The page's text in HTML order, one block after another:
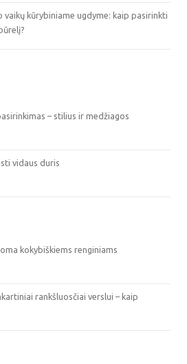
vaikų kūrybiniame ugdyme: kaip pasirinkti
– stilius ir medžiagos
vidaus duris
kokybiškiems renginiams
rankšluosčiai verslui – kaip